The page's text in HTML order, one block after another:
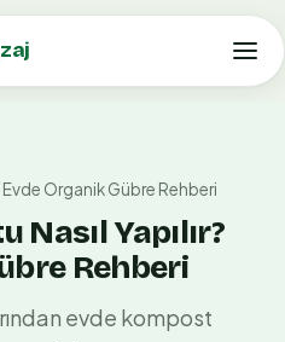
Evde Organik Gübre Rehberi
Nasıl Yapılır?
Rehberi
evde kompost